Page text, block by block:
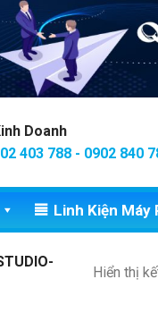
Doanh
403 788 - 0902 840
Linh Kiện
Hiển thị